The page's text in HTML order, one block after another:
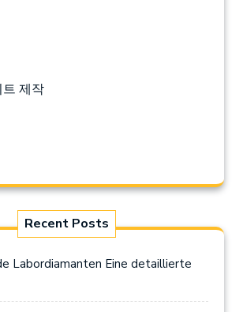
제작
Recent Posts
Labordiamanten Eine detaillierte